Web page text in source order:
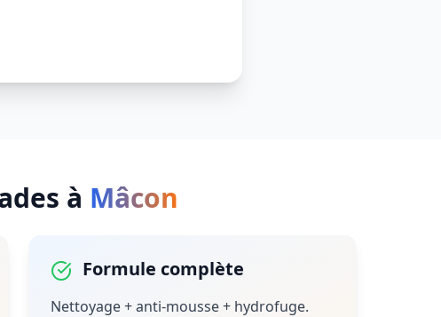
à Mâcon
Formule complète
Nettoyage + anti-mousse + hydrofuge.